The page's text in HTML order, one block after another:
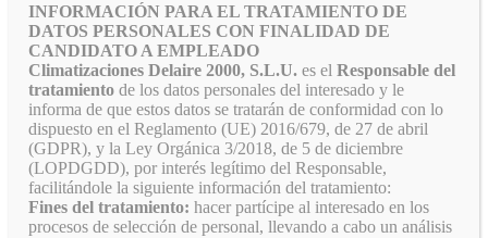
INFORMACIÓN PARA EL TRATAMIENTO DE
DATOS PERSONALES CON FINALIDAD DE
CANDIDATO A EMPLEADO
Climatizaciones Delaire 2000, S.L.U. es el Responsable del
tratamiento de los datos personales del interesado y le
informa de que estos datos se tratarán de conformidad con lo
dispuesto en el Reglamento (UE) 2016/679, de 27 de abril
(GDPR), y la Ley Orgánica 3/2018, de 5 de diciembre
(LOPDGDD), por interés legítimo del Responsable,
facilitándole la siguiente información del tratamiento:
Fines del tratamiento: hacer partícipe al interesado en los
procesos de selección de personal, llevando a cabo un análisis